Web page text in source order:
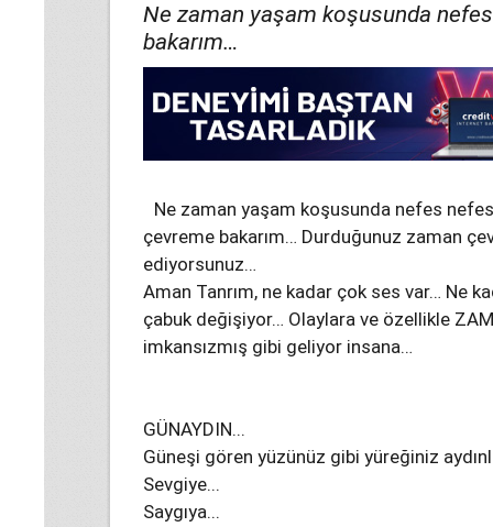
Ne zaman yaşam koşusunda
bakarım…
Ne zaman yaşam koşusunda nefes
çevreme bakarım… Durduğunuz zaman
ediyorsunuz…
Aman Tanrım, ne kadar çok ses var… Ne
çabuk değişiyor… Olaylara ve özellikle
imkansızmış gibi geliyor insana…
GÜNAYDIN...
Güneşi gören yüzünüz gibi yüreğiniz
Sevgiye...
Saygıya...